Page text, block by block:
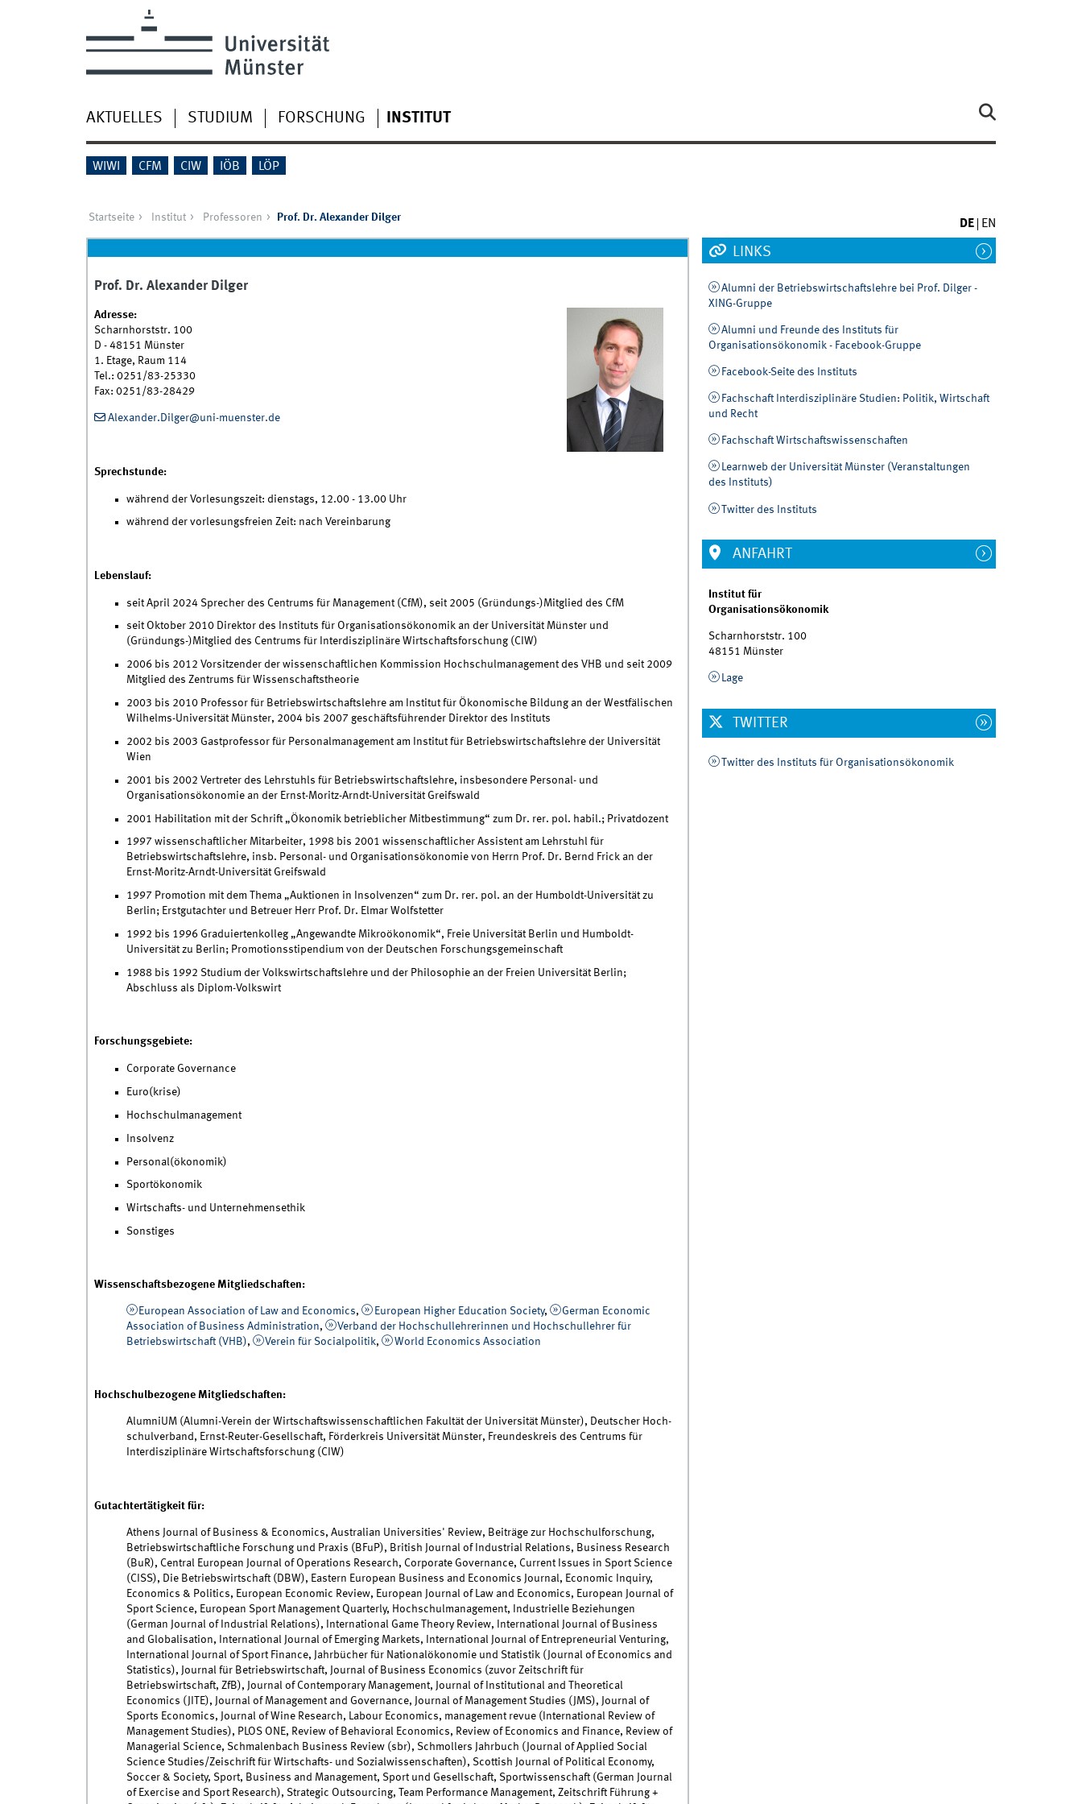
AKTUELLES STUDIUM FORSCHUNG INSTITUT
WIWI CFM CIW IÖB LÖP
DE EN
Startseite Institut Professoren Prof. Dr. Alexander Dilger
Prof. Dr. Alexander Dilger
Adresse:
Scharnhorststr. 100
D - 48151 Münster
1. Etage, Raum 114
Tel.: 0251/83-25330
Fax: 0251/83-28429
Alexander.Dilger@uni-muenster.de
Sprechstunde:
während der Vorlesungszeit: dienstags, 12.00 - 13.00 Uhr
während der vorlesungsfreien Zeit: nach Vereinbarung
Lebenslauf:
seit April 2024 Sprecher des Centrums für Management (CfM), seit 2005 (Gründungs-)Mitglied des CfM
seit Oktober 2010 Direktor des Instituts für Organisationsökonomik an der Universität Münster und
(Gründungs-)Mitglied des Centrums für Interdisziplinäre Wirtschaftsforschung (CIW)
2006 bis 2012 Vorsitzender der wissenschaftlichen Kommission Hochschulmanagement des VHB und seit 2009
Mitglied des Zentrums für Wissenschaftstheorie
2003 bis 2010 Professor für Betriebswirtschaftslehre am Institut für Ökonomische Bildung an der Westfälischen
Wilhelms-Universität Münster, 2004 bis 2007 geschäftsführender Direktor des Instituts
2002 bis 2003 Gastprofessor für Personalmanagement am Institut für Betriebswirtschaftslehre der Universität
Wien
2001 bis 2002 Vertreter des Lehrstuhls für Betriebswirtschaftslehre, insbesondere Personal- und
Organisationsökonomie an der Ernst-Moritz-Arndt-Universität Greifswald
2001 Habilitation mit der Schrift „Ökonomik betrieblicher Mitbestimmung“ zum Dr. rer. pol. habil.; Privatdozent
1997 wissenschaftlicher Mitarbeiter, 1998 bis 2001 wissenschaftlicher Assistent am Lehrstuhl für
Betriebswirtschaftslehre, insb. Personal- und Organisationsökonomie von Herrn Prof. Dr. Bernd Frick an der
Ernst-Moritz-Arndt-Universität Greifswald
1997 Promotion mit dem Thema „Auktionen in Insolvenzen“ zum Dr. rer. pol. an der Humboldt-Universität zu
Berlin; Erstgutachter und Betreuer Herr Prof. Dr. Elmar Wolfstetter
1992 bis 1996 Graduiertenkolleg „Angewandte Mikroökonomik“, Freie Universität Berlin und Humboldt-
Universität zu Berlin; Promotionsstipendium von der Deutschen Forschungsgemeinschaft
1988 bis 1992 Studium der Volkswirtschaftslehre und der Philosophie an der Freien Universität Berlin;
Abschluss als Diplom-Volkswirt
Forschungsgebiete:
Corporate Governance
Euro(krise)
Hochschulmanagement
Insolvenz
Personal(ökonomik)
Sportökonomik
Wirtschafts- und Unternehmensethik
Sonstiges
Wissenschaftsbezogene Mitgliedschaften:
European Association of Law and Economics, European Higher Education Society,
German Economic
Association of Business Administration,
Verband der Hochschullehrerinnen und Hochschullehrer für
Betriebswirtschaft (VHB), Verein für Socialpolitik, World Economics Association
Hochschulbezogene Mitgliedschaften:
AlumniUM (Alumni-Verein der Wirtschafts­wissen­schaft­lichen Fakultät der Universität Münster), Deutscher Hoch­
schul­verband, Ernst-Reuter-Gesellschaft, Förderkreis Universität Münster, Freundeskreis des Centrums für
Interdisziplinäre Wirtschaftsforschung (CIW)
Gutachtertätigkeit für:
Athens Journal of Business & Economics, Australian Universities' Review, Beiträge zur Hochschulforschung,
Betriebswirtschaftliche Forschung und Praxis (BFuP), British Journal of Industrial Relations, Business Research
(BuR), Central European Journal of Operations Research, Corporate Governance, Current Issues in Sport Science
(CISS), Die Betriebswirtschaft (DBW), Eastern European Business and Economics Journal, Economic Inquiry,
Economics & Politics, European Economic Review, European Journal of Law and Economics, European Journal of
Sport Science, European Sport Management Quarterly, Hochschulmanagement, Industrielle Beziehungen
(German Journal of Industrial Relations), International Game Theory Review, International Journal of Business
and Globalisation, International Journal of Emerging Markets, International Journal of Entrepreneurial Venturing,
International Journal of Sport Finance, Jahrbücher für Nationalökonomie und Statistik (Journal of Economics and
Statistics), Journal für Betriebswirtschaft, Journal of Business Economics (zuvor Zeitschrift für
Betriebswirtschaft, ZfB), Journal of Contemporary Management, Journal of Institutional and Theoretical
Economics (JITE), Journal of Management and Governance, Journal of Management Studies (JMS), Journal of
Sports Economics, Journal of Wine Research, Labour Economics, management revue (International Review of
Management Studies), PLOS ONE, Review of Behavioral Economics, Review of Economics and Finance, Review of
Managerial Science, Schmalenbach Business Review (sbr), Schmollers Jahrbuch (Journal of Applied Social
Science Studies/Zeischrift für Wirtschafts- und Sozialwissenschaften), Scottish Journal of Political Economy,
Soccer & Society, Sport, Business and Management, Sport und Gesellschaft, Sportwissenschaft (German Journal
of Exercise and Sport Research), Strategic Outsourcing, Team Performance Management, Zeitschrift Führung +
LINKS
Alumni der Betriebswirtschaftslehre bei Prof. Dilger -
XING-Gruppe
Alumni und Freunde des Instituts für
Organisationsökonomik - Facebook-Gruppe
Facebook-Seite des Instituts
Fachschaft Interdisziplinäre Studien: Politik, Wirtschaft
und Recht
Fachschaft Wirtschaftswissenschaften
Learnweb der Universität Münster (Veranstaltungen
des Instituts)
Twitter des Instituts
ANFAHRT
Institut für
Organisationsökonomik
Scharnhorststr. 100
48151 Münster
Lage
TWITTER
Twitter des Instituts für Organisationsökonomik